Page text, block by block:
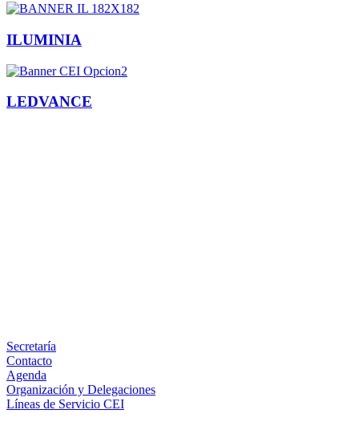
ILUMINIA
LEDVANCE
Secretaría
Contacto
Agenda
Organización y Delegaciones
Líneas de Servicio CEI